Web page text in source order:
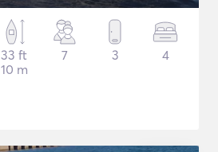
33 ft
10 m
7 3 4